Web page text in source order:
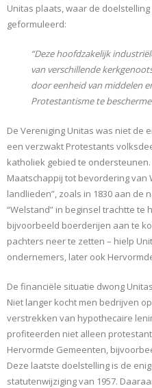
Unitas plaats, waar de
geformuleerd:
“Deze hoofdzakelijk
van verschillende
door eenheid van middelen
Protestantisme te
De Vereniging Unitas was niet de
een verzwakt Protestants
katholiek gebied te ondersteunen.
Maatschappij tot bevordering van
landlieden”, zoals in 1830 aan de
“Welstand” in beginsel trachtte te
bijvoorbeeld boerderijen aan te
pachters neer te zetten – hielp
ondernemers, later ook
De financiële situatie dwong
Niet langer kocht men bedrijven
verstrekken van hypothecaire
profiteerden niet alleen
Hervormde Gemeenten,
Deze laatste doelstelling is de
statutenwijziging van 1957.